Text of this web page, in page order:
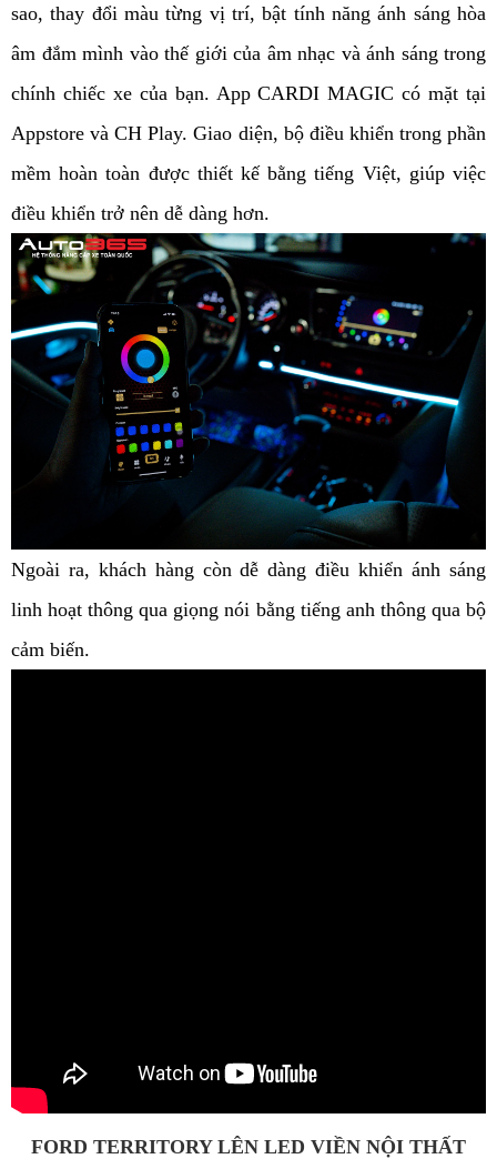
sao, thay đổi màu từng vị trí, bật tính năng ánh sáng hòa
âm đắm mình vào thế giới của âm nhạc và ánh sáng trong
chính chiếc xe của bạn. App CARDI MAGIC có mặt tại
Appstore và CH Play. Giao diện, bộ điều khiển trong phần
mềm hoàn toàn được thiết kế bằng tiếng Việt, giúp việc
điều khiển trở nên dễ dàng hơn.
Ngoài ra, khách hàng còn dễ dàng điều khiển ánh sáng
linh hoạt thông qua giọng nói bằng tiếng anh thông qua bộ
cảm biến.
FORD TERRITORY LÊN LED VIỀN NỘI THẤT